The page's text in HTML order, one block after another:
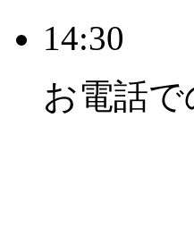
14:30
お電話